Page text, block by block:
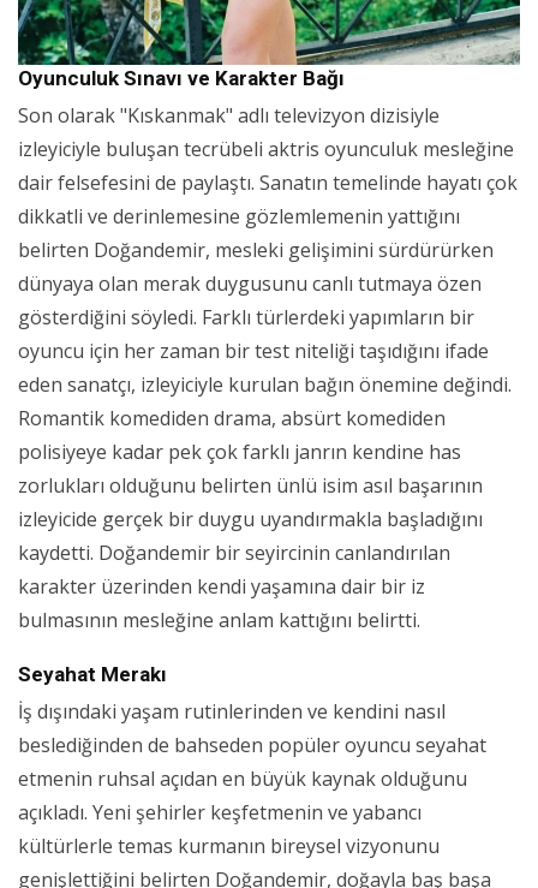
Oyunculuk Sınavı ve Karakter Bağı
Son olarak "Kıskanmak" adlı televizyon dizisiyle
izleyiciyle buluşan tecrübeli aktris oyunculuk mesleğine
dair felsefesini de paylaştı. Sanatın temelinde hayatı çok
dikkatli ve derinlemesine gözlemlemenin yattığını
belirten Doğandemir, mesleki gelişimini sürdürürken
dünyaya olan merak duygusunu canlı tutmaya özen
gösterdiğini söyledi. Farklı türlerdeki yapımların bir
oyuncu için her zaman bir test niteliği taşıdığını ifade
eden sanatçı, izleyiciyle kurulan bağın önemine değindi.
Romantik komediden drama, absürt komediden
polisiyeye kadar pek çok farklı janrın kendine has
zorlukları olduğunu belirten ünlü isim asıl başarının
izleyicide gerçek bir duygu uyandırmakla başladığını
kaydetti. Doğandemir bir seyircinin canlandırılan
karakter üzerinden kendi yaşamına dair bir iz
bulmasının mesleğine anlam kattığını belirtti.
Seyahat Merakı
İş dışındaki yaşam rutinlerinden ve kendini nasıl
beslediğinden de bahseden popüler oyuncu seyahat
etmenin ruhsal açıdan en büyük kaynak olduğunu
açıkladı. Yeni şehirler keşfetmenin ve yabancı
kültürlerle temas kurmanın bireysel vizyonunu
genişlettiğini belirten Doğandemir, doğayla baş başa